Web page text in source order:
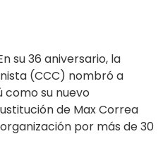
su 36 aniversario, la
(CCC) nombró a
como su nuevo
de Max Correa
por más de 30